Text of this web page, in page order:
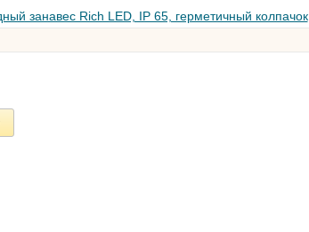
занавес Rich LED, IP 65, герметичный колпачок